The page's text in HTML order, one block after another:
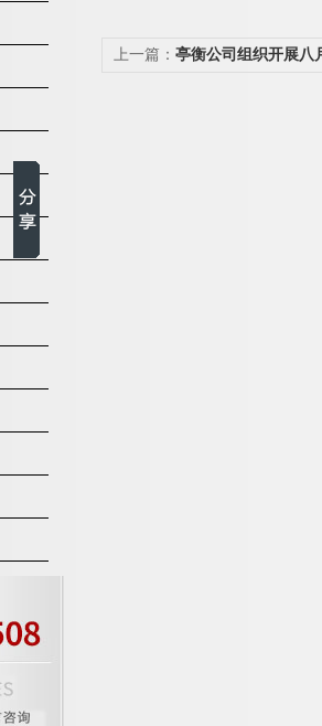
上一篇： 亭衡公司组织开展八